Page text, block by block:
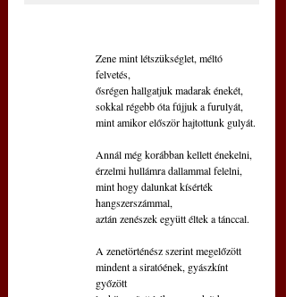
Zene mint létszükséglet, méltó
felvetés,
ősrégen hallgatjuk madarak énekét,
sokkal régebb óta fújjuk a furulyát,
mint amikor először hajtottunk gulyát.
Annál még korábban kellett énekelni,
érzelmi hullámra dallammal felelni,
mint hogy dalunkat kísérték
hangszerszámmal,
aztán zenészek együtt éltek a tánccal.
A zenetörténész szerint megelőzött
mindent a siratóének, gyászkínt
győzött